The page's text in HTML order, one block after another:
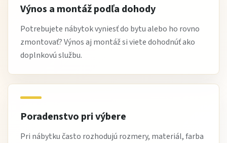
Je materiál odolný?
Áno, kvalitné čalúnenie a pevná konštrukcia zabezpečujú
dlhú životnosť kresla.
Čo si zákazníci obľúbili?
Vysoké operadlo, pohodlné sedadlo a elegantný dizajn,
ktorý dodáva interiéru štýl.
Stručne:
Kreslo ušiak ROYALponúkakomfortné sedeniesvysokým
Výnos a montáž podľa dohody
Potrebujete nábytok vyniesť do bytu alebo ho rovno
zmontovať? Výnos aj montáž si viete dohodnúť ako
doplnkovú službu.
Poradenstvo pri výbere
Pri nábytku často rozhodujú rozmery, materiál, farba